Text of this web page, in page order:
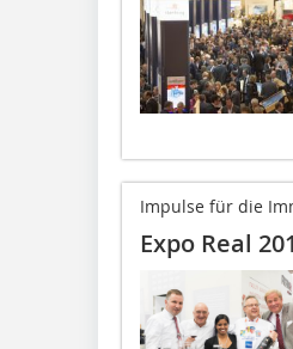
Impulse für die
Expo Real